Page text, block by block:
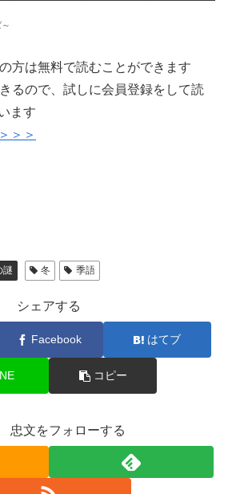
方は無料で読むことができます
るので、試しに会員登録をして読
ます
＞＞
謎 冬 季語
シェアする
Facebook はてブ
コピー
忠文をフォローする